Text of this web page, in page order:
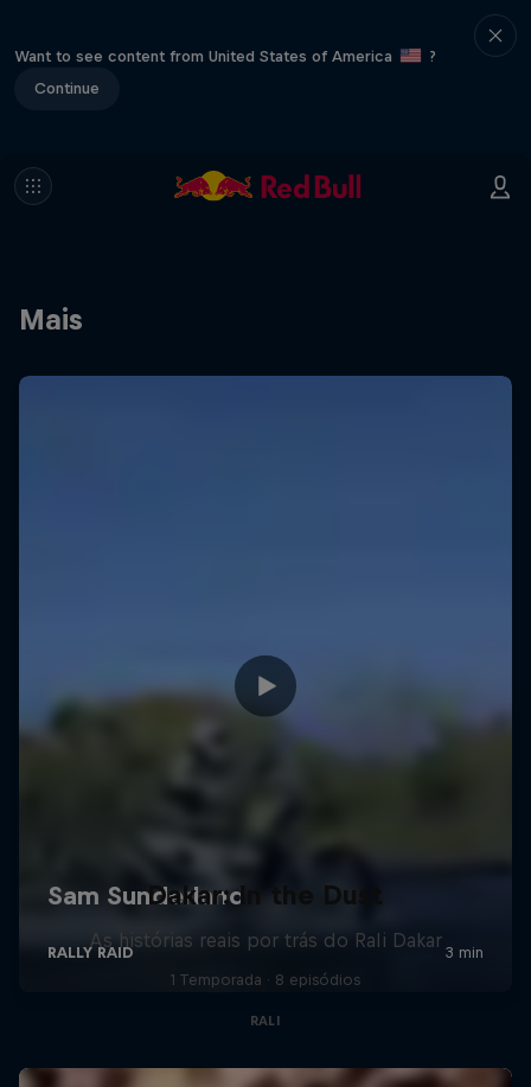
Want to see content from United States of America
?
Continue
Mais
Dakar: In the Dust
As histórias reais por trás do Rali Dakar
1 Temporada · 8 episódios
RALI